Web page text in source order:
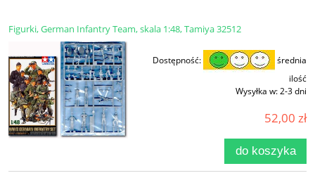
Figurki, German Infantry Team, skala 1:48, Tamiya 32512
Dostępność:
średnia
ilość
Wysyłka w:2-3 dni
52,00 zł
do koszyka